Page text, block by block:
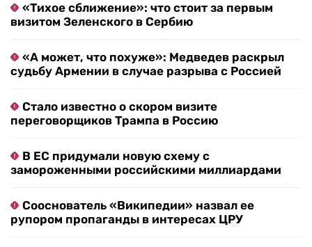
«Тихое сближение»: что стоит за первым
визитом Зеленского в Сербию
«А может, что похуже»: Медведев раскрыл
судьбу Армении в случае разрыва с Россией
Стало известно о скором визите
переговорщиков Трампа в Россию
В ЕС придумали новую схему с
замороженными российскими миллиардами
Сооснователь «Википедии» назвал ее
рупором пропаганды в интересах ЦРУ